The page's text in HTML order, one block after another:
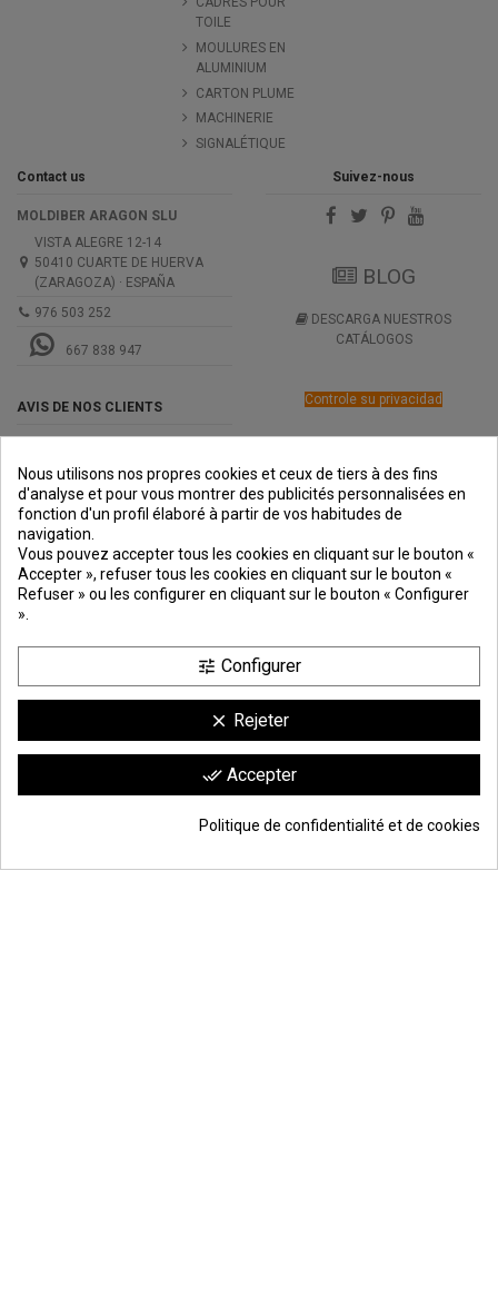
TOILE
MOULURES EN
ALUMINIUM
CARTON PLUME
MACHINERIE
SIGNALÉTIQUE
Contact us
MOLDIBER ARAGON SLU
VISTA ALEGRE 12-14
50410 CUARTE DE HUERVA
(ZARAGOZA) · ESPAÑA
976 503 252
667 838 947
AVIS DE NOS CLIENTS
Suivez-nous
BLOG
DESCARGA NUESTROS
CATÁLOGOS
Controle su privacidad
PREMIOS
DE PAGO
SEGURO
clic aquí para mostrar el certificado
Nous utilisons nos propres cookies et ceux de tiers à des fins
d'analyse et pour vous montrer des publicités personnalisées en
fonction d'un profil élaboré à partir de vos habitudes de
navigation.
Vous pouvez accepter tous les cookies en cliquant sur le bouton «
Accepter », refuser tous les cookies en cliquant sur le bouton «
Refuser » ou les configurer en cliquant sur le bouton « Configurer
».
tune Configurer
clear Rejeter
done_all Accepter
Politique de confidentialité et de cookies
9.6